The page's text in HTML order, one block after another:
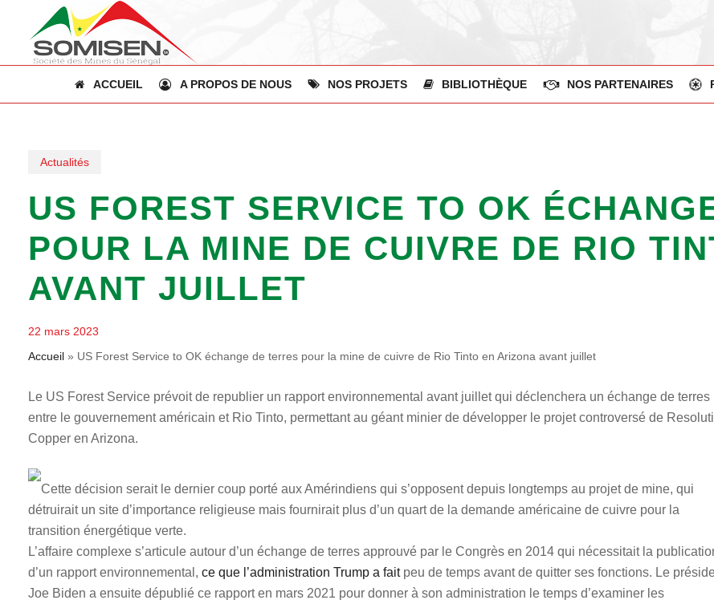
ACCUEIL A PROPOS DE NOUS NOS PROJETS BIBLIOTHÈQUE NOS PARTENAIRES
Actualités
US FOREST SERVICE TO OK
POUR LA MINE DE CUIVRE DE RIO
AVANT JUILLET
22 mars 2023
Accueil » US Forest Service to OK échange de terres pour la mine de cuivre de Rio Tinto en Arizona avant juillet
Le US Forest Service prévoit de republier un rapport environnemental avant juillet qui déclenchera un échange de terres
entre le gouvernement américain et Rio Tinto, permettant au géant minier de développer le projet controversé de
Copper en Arizona.
Cette décision serait le dernier coup porté aux Amérindiens qui s’opposent depuis longtemps au projet de mine, qui
détruirait un site d’importance religieuse mais fournirait plus d’un quart de la demande américaine de cuivre pour la
transition énergétique verte.
L’affaire complexe s’articule autour d’un échange de terres approuvé par le Congrès en 2014 qui nécessitait la
d’un rapport environnemental, ce que l’administration Trump a faitpeu de temps avant de quitter ses fonctions. Le
Joe Biden a ensuite dépublié ce rapport en mars 2021 pour donner à son administration le temps d’examiner les